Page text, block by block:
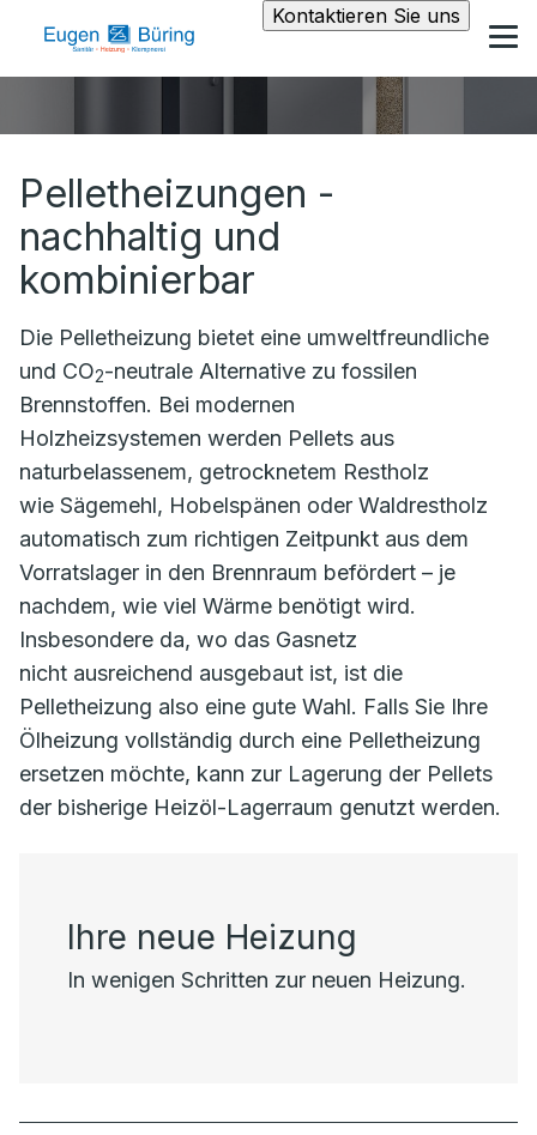
Kontaktieren Sie uns
Pelletheizungen -
nachhaltig und
kombinierbar
Die Pelletheizung bietet eine umweltfreundliche
und CO2-neutrale Alternative zu fossilen
Brennstoffen. Bei modernen
Holzheizsystemen werden Pellets aus
naturbelassenem, getrocknetem Restholz
wie Sägemehl, Hobelspänen oder Waldrestholz
automatisch zum richtigen Zeitpunkt aus dem
Vorratslager in den Brennraum befördert – je
nachdem, wie viel Wärme benötigt wird.
Insbesondere da, wo das Gasnetz
nicht ausreichend ausgebaut ist, ist die
Pelletheizung also eine gute Wahl. Falls Sie Ihre
Ölheizung vollständig durch eine Pelletheizung
ersetzen möchte, kann zur Lagerung der Pellets
der bisherige Heizöl-Lagerraum genutzt werden.
Ihre neue Heizung
In wenigen Schritten zur neuen Heizung.